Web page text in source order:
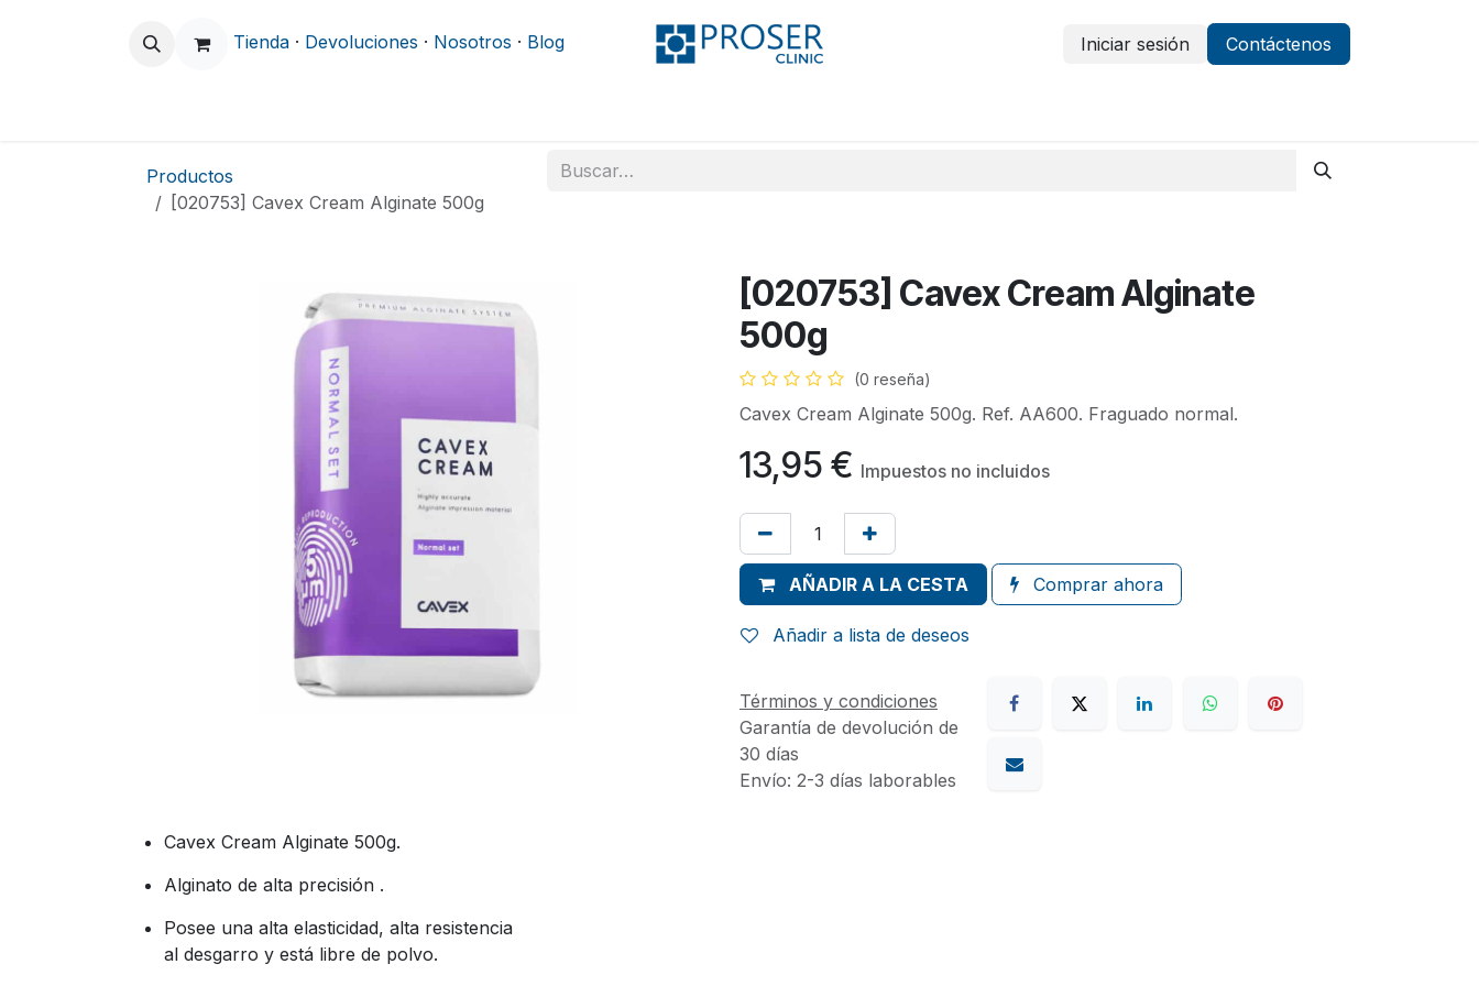
Tienda · Devoluciones · Nosotros · Blog Iniciar sesión Contáctenos
Productos
[020753] Cavex Cream Alginate 500g
[020753] Cavex Cream Alginate
500g
(0 reseña)
Cavex Cream Alginate 500g. Ref. AA600. Fraguado normal.
13,95 € Impuestos no incluidos
AÑADIR A LA CESTA Comprar ahora
Añadir a lista de deseos
Términos y condiciones
Garantía de devolución de
30 días
Envío: 2-3 días laborables
Cavex Cream Alginate 500g.
Alginato de alta precisión .
Posee una alta elasticidad, alta resistencia
al desgarro y está libre de polvo.